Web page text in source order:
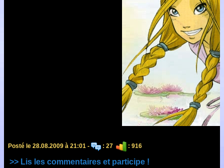
Posté le 28.08.2009 à 21:01 - : 27 : 916
>> Lis les commentaires et participe !